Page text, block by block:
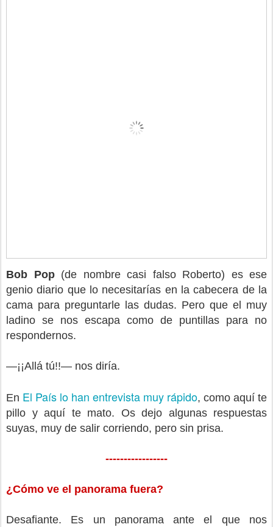
Bob Pop(de nombre casi falso Roberto) es ese
genio diario que lo necesitarías en la cabecera de la
cama para preguntarle las dudas. Pero que el muy
ladino se nos escapa como de puntillas para no
respondernos.
—¡¡Allá tú!!— nos diría.
En El País lo han entrevista muy rápido, como aquí te
pillo y aquí te mato. Os dejo algunas respuestas
suyas, muy de salir corriendo, pero sin prisa.
-----------------
¿Cómo ve el panorama fuera?
Desafiante. Es un panorama ante el que nos